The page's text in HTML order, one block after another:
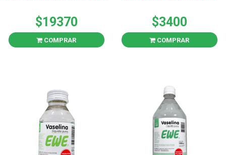
$19370
COMPRAR
$3400
COMPRAR